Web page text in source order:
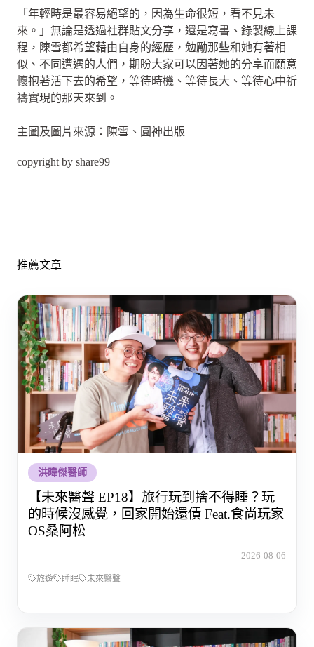
「年輕時是最容易絕望的，因為生命很短，看不見未
來。」無論是透過社群貼文分享，還是寫書、錄製線上課
程，陳雪都希望藉由自身的經歷，勉勵那些和她有著相
似、不同遭遇的人們，期盼大家可以因著她的分享而願意
懷抱著活下去的希望，等待時機、等待長大、等待心中祈
禱實現的那天來到。
主圖及圖片來源：陳雪、圓神出版
copyright by share99
推薦文章
洪暐傑醫師
【未來醫聲 EP18】旅行玩到捨不得睡？玩
的時候沒感覺，回家開始還債 Feat.食尚玩家
OS桑阿松
2026-08-06
旅遊 睡眠 未來醫聲